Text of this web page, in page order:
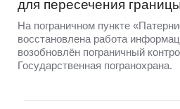
для пересечения
На пограничном пункте
восстановлена работа
возобновлён пограничный
Государственная погранохрана.